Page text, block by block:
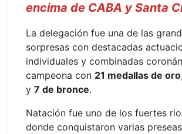
encima de CABA y Santa
La delegación fue una de las
sorpresas con destacadas
individuales y combinadas
campeona con 21 medallas de oro
y7 de bronce.
Natación fue uno de los fuertes
donde conquistaron varias